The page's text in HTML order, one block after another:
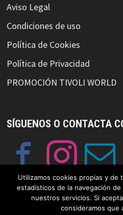
Aviso Legal
Condiciones de uso
Política de Cookies
Política de Privacidad
PROMOCIÓN TIVOLI WORLD
SÍGUENOS O CONTACTA
Utilizamos cookies propias y de
estadísticos de la navegación
nuestros servicios. Si
consideramos que